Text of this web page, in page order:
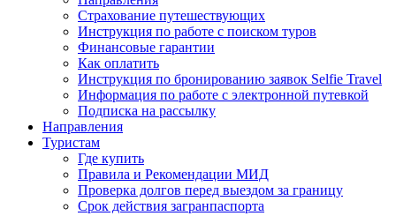
Страхование путешествующих
Инструкция по работе с поиском туров
Финансовые гарантии
Как оплатить
Инструкция по бронированию заявок Selfie Travel
Информация по работе с электронной путевкой
Подписка на рассылку
Направления
Туристам
Где купить
Правила и Рекомендации МИД
Проверка долгов перед выездом за границу
Срок действия загранпаспорта